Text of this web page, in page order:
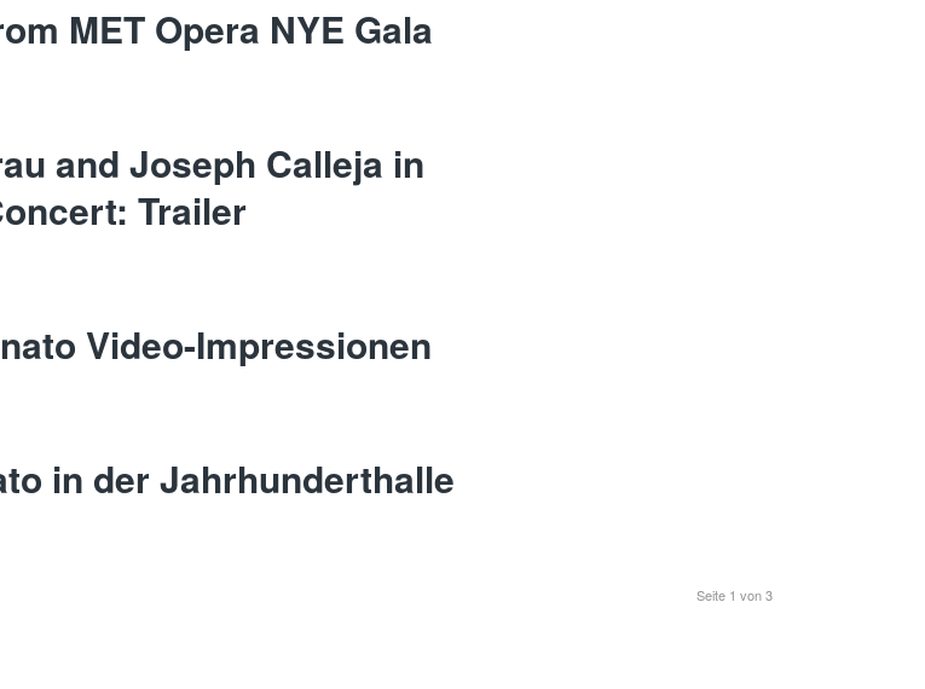
MET Opera NYE Gala
and Joseph Calleja in
Trailer
Video-Impressionen
in der Jahrhunderthalle
Seite 1 von 3